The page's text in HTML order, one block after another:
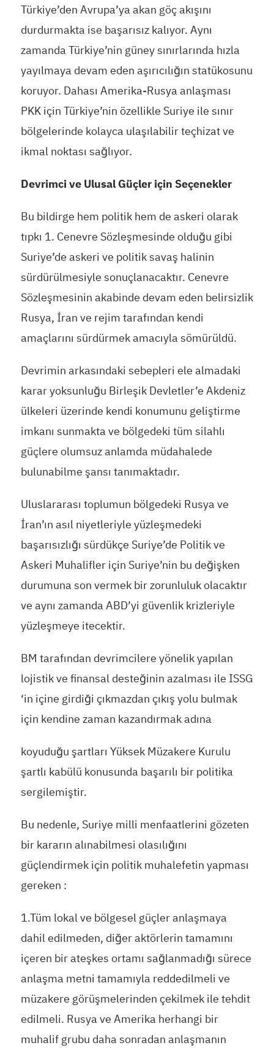
Türkiye’den Avrupa’ya akan göç akışını
durdurmakta ise başarısız kalıyor. Aynı
zamanda Türkiye’nin güney sınırlarında hızla
yayılmaya devam eden aşırıcılığın statükosunu
koruyor. Dahası Amerika-Rusya anlaşması
PKK için Türkiye’nin özellikle Suriye ile sınır
bölgelerinde kolayca ulaşılabilir teçhizat ve
ikmal noktası sağlıyor.
Devrimci ve Ulusal Güçler için Seçenekler
Bu bildirge hem politik hem de askeri olarak
tıpkı 1. Cenevre Sözleşmesinde olduğu gibi
Suriye’de askeri ve politik savaş halinin
sürdürülmesiyle sonuçlanacaktır. Cenevre
Sözleşmesinin akabinde devam eden belirsizlik
Rusya, İran ve rejim tarafından kendi
amaçlarını sürdürmek amacıyla sömürüldü.
Devrimin arkasındaki sebepleri ele almadaki
karar yoksunluğu Birleşik Devletler’e Akdeniz
ülkeleri üzerinde kendi konumunu geliştirme
imkanı sunmakta ve bölgedeki tüm silahlı
güçlere olumsuz anlamda müdahalede
bulunabilme şansı tanımaktadır.
Uluslararası toplumun bölgedeki Rusya ve
İran’ın asıl niyetleriyle yüzleşmedeki
başarısızlığı sürdükçe Suriye’de Politik ve
Askeri Muhalifler için Suriye’nin bu değişken
durumuna son vermek bir zorunluluk olacaktır
ve aynı zamanda ABD’yi güvenlik krizleriyle
yüzleşmeye itecektir.
BM tarafından devrimcilere yönelik yapılan
lojistik ve finansal desteğinin azalması ile ISSG
‘in içine girdiği çıkmazdan çıkış yolu bulmak
için kendine zaman kazandırmak adına
koyuduğu şartları Yüksek Müzakere Kurulu
şartlı kabülü konusunda başarılı bir politika
sergilemiştir.
Bu nedenle, Suriye milli menfaatlerini gözeten
bir kararın alınabilmesi olasılığını
güçlendirmek için politik muhalefetin yapması
gereken :
1.Tüm lokal ve bölgesel güçler anlaşmaya
dahil edilmeden, diğer aktörlerin tamamını
içeren bir ateşkes ortamı sağlanmadığı sürece
anlaşma metni tamamıyla reddedilmeli ve
müzakere görüşmelerinden çekilmek ile tehdit
edilmeli. Rusya ve Amerika herhangi bir
muhalif grubu daha sonradan anlaşmanın